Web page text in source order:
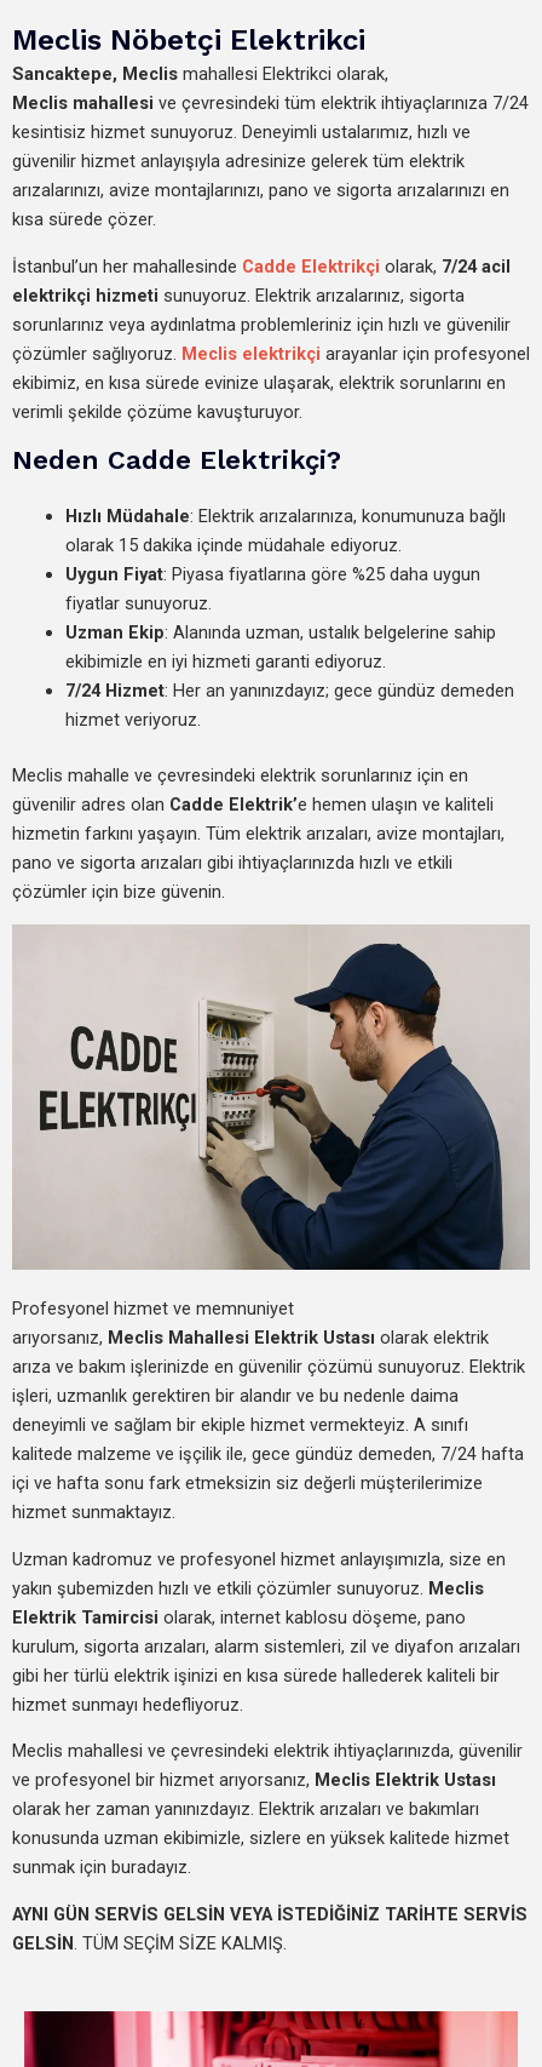
Meclis Nöbetçi Elektrikci
Sancaktepe, Meclis mahallesi Elektrikci olarak,
Meclis mahallesi ve çevresindeki tüm elektrik ihtiyaçlarınıza 7/24
kesintisiz hizmet sunuyoruz. Deneyimli ustalarımız, hızlı ve
güvenilir hizmet anlayışıyla adresinize gelerek tüm elektrik
arızalarınızı, avize montajlarınızı, pano ve sigorta arızalarınızı en
kısa sürede çözer.
İstanbul’un her mahallesinde Cadde Elektrikçi olarak, 7/24 acil
elektrikçi hizmeti sunuyoruz. Elektrik arızalarınız, sigorta
sorunlarınız veya aydınlatma problemleriniz için hızlı ve güvenilir
çözümler sağlıyoruz. Meclis elektrikçi arayanlar için profesyonel
ekibimiz, en kısa sürede evinize ulaşarak, elektrik sorunlarını en
verimli şekilde çözüme kavuşturuyor.
Neden Cadde Elektrikçi?
Hızlı Müdahale: Elektrik arızalarınıza, konumunuza bağlı
olarak 15 dakika içinde müdahale ediyoruz.
Uygun Fiyat: Piyasa fiyatlarına göre %25 daha uygun
fiyatlar sunuyoruz.
Uzman Ekip: Alanında uzman, ustalık belgelerine sahip
ekibimizle en iyi hizmeti garanti ediyoruz.
7/24 Hizmet: Her an yanınızdayız; gece gündüz demeden
hizmet veriyoruz.
Meclis mahalle ve çevresindeki elektrik sorunlarınız için en
güvenilir adres olan Cadde Elektrik’e hemen ulaşın ve kaliteli
hizmetin farkını yaşayın. Tüm elektrik arızaları, avize montajları,
pano ve sigorta arızaları gibi ihtiyaçlarınızda hızlı ve etkili
çözümler için bize güvenin.
Profesyonel hizmet ve memnuniyet
arıyorsanız, Meclis Mahallesi Elektrik Ustası olarak elektrik
arıza ve bakım işlerinizde en güvenilir çözümü sunuyoruz. Elektrik
işleri, uzmanlık gerektiren bir alandır ve bu nedenle daima
deneyimli ve sağlam bir ekiple hizmet vermekteyiz. A sınıfı
kalitede malzeme ve işçilik ile, gece gündüz demeden, 7/24 hafta
içi ve hafta sonu fark etmeksizin siz değerli müşterilerimize
hizmet sunmaktayız.
Uzman kadromuz ve profesyonel hizmet anlayışımızla, size en
yakın şubemizden hızlı ve etkili çözümler sunuyoruz. Meclis
Elektrik Tamircisi olarak, internet kablosu döşeme, pano
kurulum, sigorta arızaları, alarm sistemleri, zil ve diyafon arızaları
gibi her türlü elektrik işinizi en kısa sürede hallederek kaliteli bir
hizmet sunmayı hedefliyoruz.
Meclis mahallesi ve çevresindeki elektrik ihtiyaçlarınızda, güvenilir
ve profesyonel bir hizmet arıyorsanız, Meclis Elektrik Ustası
olarak her zaman yanınızdayız. Elektrik arızaları ve bakımları
konusunda uzman ekibimizle, sizlere en yüksek kalitede hizmet
sunmak için buradayız.
AYNI GÜN SERVİS GELSİN VEYA İSTEDİĞİNİZ TARİHTE SERVİS
GELSİN. TÜM SEÇİM SİZE KALMIŞ.